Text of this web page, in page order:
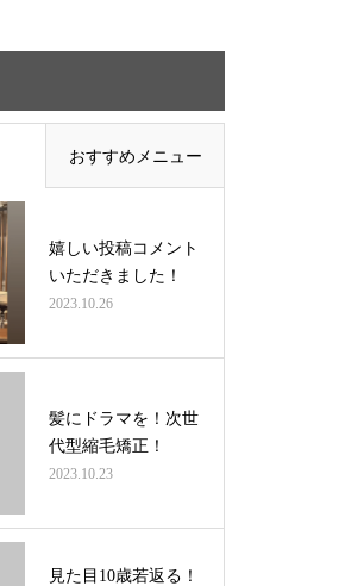
おすすめメニュー
嬉しい投稿コメント
いただきました！
2023.10.26
髪にドラマを！次世
代型縮毛矯正！
2023.10.23
見た目10歳若返る！